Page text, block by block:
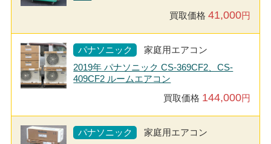
買取価格41,000円
パナソニック
家庭用エアコン
2019年 パナソニック CS-369CF2、CS-
409CF2 ルームエアコン
買取価格 144,000円
パナソニック
家庭用エアコン